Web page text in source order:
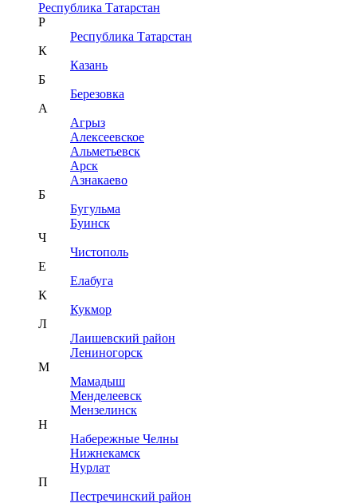
Республика Татарстан
Р
Республика Татарстан
К
Казань
Б
Березовка
А
Агрыз
Алексеевское
Альметьевск
Арск
Азнакаево
Б
Бугульма
Буинск
Ч
Чистополь
Е
Елабуга
К
Кукмор
Л
Лаишевский район
Лениногорск
М
Мамадыш
Менделеевск
Мензелинск
Н
Набережные Челны
Нижнекамск
Нурлат
П
Пестречинский район